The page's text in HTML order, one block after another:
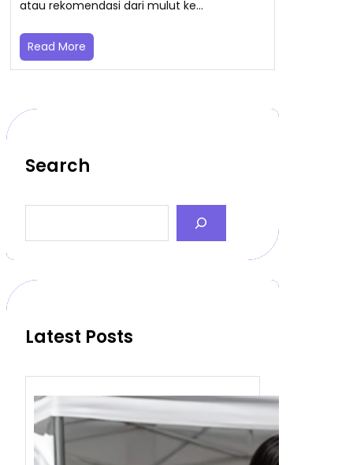
atau rekomendasi dari mulut ke…
Read More
Search
a
c
Latest Posts